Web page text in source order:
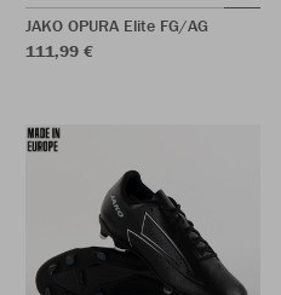
JAKO OPURA Elite FG/AG
111,99 €